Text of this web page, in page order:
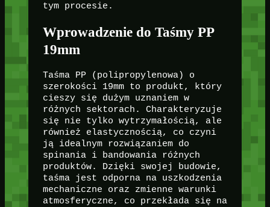
tym procesie.
Wprowadzenie do Taśmy PP
19mm
Taśma PP (polipropylenowa) o
szerokości 19mm to produkt, który
cieszy się dużym uznaniem w
różnych sektorach. Charakteryzuje
się nie tylko wytrzymałością, ale
również elastycznością, co czyni
ją idealnym rozwiązaniem do
spinania i bandowania różnych
produktów. Dzięki swojej budowie,
taśma jest odporna na uszkodzenia
mechaniczne oraz zmienne warunki
atmosferyczne, co przekłada się na